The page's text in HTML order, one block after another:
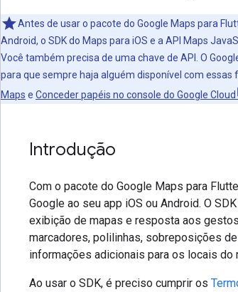
Antes de usar o pacote do Google Maps para
Android, o SDK do Maps para iOS e a API Maps
Você também precisa de uma chave de API. O
para que sempre haja alguém disponível com
Maps e Conceder papéis no console do Google Cloud
Introdução
Com o pacote do Google Maps para
Google ao seu app iOS ou Android. O
exibição de mapas e resposta aos
marcadores, polilinhas, sobreposições
informações adicionais para os locais do
Ao usar o SDK, é preciso cumprir os